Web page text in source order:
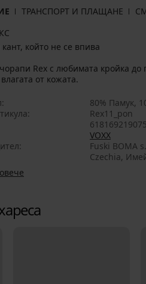
ТРАНСПОРТ И ПЛАЩАНЕ
който не се впива
Rex с любимата кройка до
от кожата.
80% Памук,
Rex11_pon
VOXX
Fuski BOMA
Czechia,